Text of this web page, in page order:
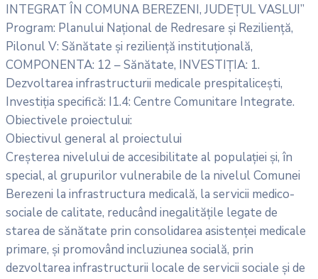
INTEGRAT ÎN COMUNA BEREZENI, JUDEȚUL VASLUI”
Program: Planului Național de Redresare și Reziliență,
Pilonul V: Sănătate și reziliență instituțională,
COMPONENTA: 12 – Sănătate, INVESTIȚIA: 1.
Dezvoltarea infrastructurii medicale prespitalicești,
Investiția specifică: I1.4: Centre Comunitare Integrate.
Obiectivele proiectului:
Obiectivul general al proiectului
Creșterea nivelului de accesibilitate al populației și, în
special, al grupurilor vulnerabile de la nivelul Comunei
Berezeni la infrastructura medicală, la servicii medico-
sociale de calitate, reducând inegalitățile legate de
starea de sănătate prin consolidarea asistenței medicale
primare, și promovând incluziunea socială, prin
dezvoltarea infrastructurii locale de servicii sociale și de